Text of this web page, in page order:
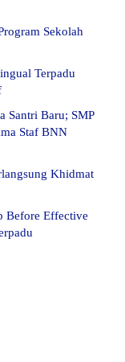
Sekolah
Terpadu
Santri Baru; SMP
Staf BNN
Khidmat
Before Effective